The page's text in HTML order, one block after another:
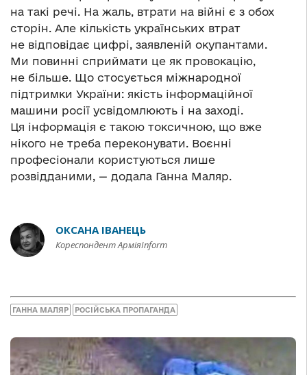
на такі речі. На жаль, втрати на війні є з обох
сторін. Але кількість українських втрат
не відповідає цифрі, заявленій окупантами.
Ми повинні сприймати це як провокацію,
не більше. Що стосується міжнародної
підтримки України: якість інформаційної
машини росії усвідомлюють і на заході.
Ця інформація є такою токсичною, що вже
нікого не треба переконувати. Воєнні
професіонали користуються лише
розвідданими, — додала Ганна Маляр.
ОКСАНА ІВАНЕЦЬ
Кореспондент АрміяInform
ГАННА МАЛЯР РОСІЙСЬКА ПРОПАГАНДА